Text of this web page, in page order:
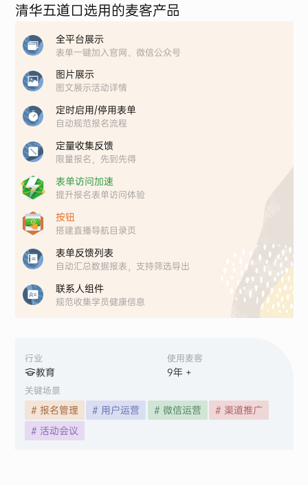
行业
教育
使用麦客
9年 +
关键场景
# 报名管理 # 用户运营 # 微信运营
# 渠道推广
# 活动会议
清华五道口选用的麦客产品
全平台展示
表单一键加入官网、微信公众号
图片展示
图文展示活动详情
定时启用/停用表单
自动规范报名流程
定量收集反馈
限量报名，先到先得
表单访问加速
提升报名表单访问体验
按钮
搭建直播导航目录页
表单反馈列表
自动汇总数据报表，支持筛选导出
联系人组件
规范收集学员健康信息